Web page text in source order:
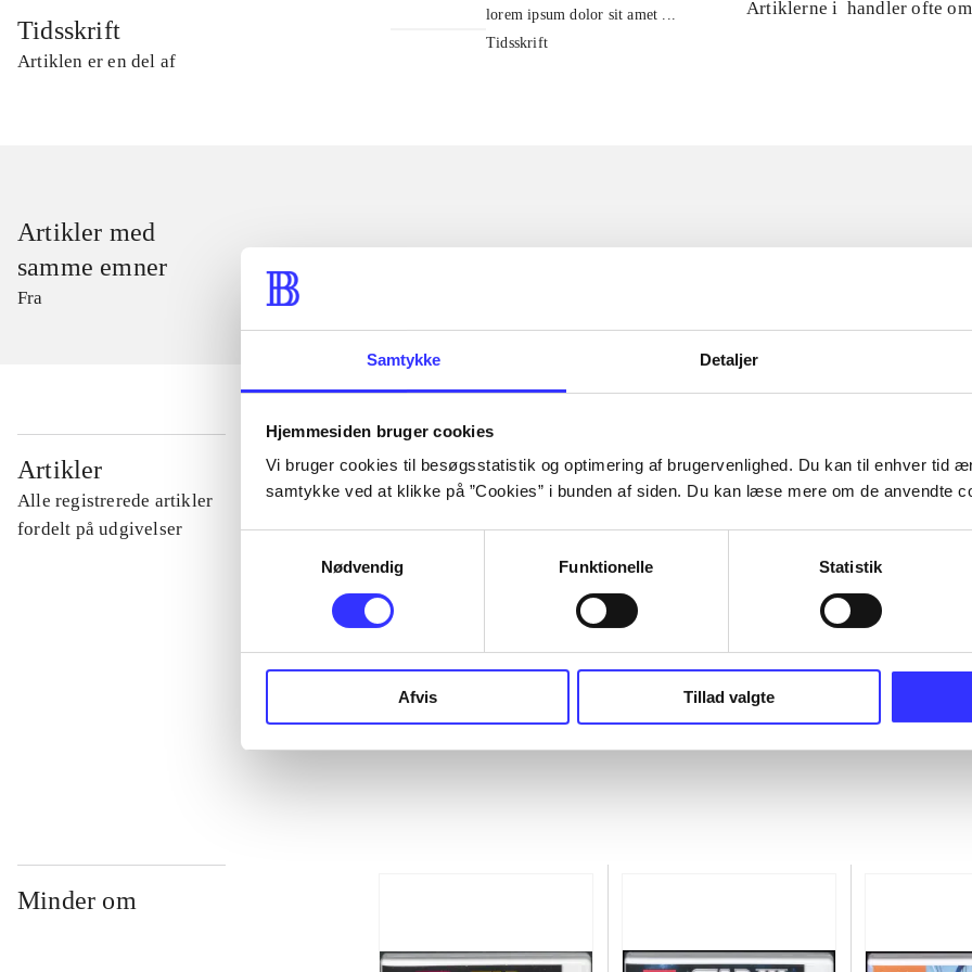
Samtykke Detaljer
Hjemmesiden bruger cookies
Vi bruger cookies til besøgsstatistik og optimering af brugervenlighed. Du kan til enhver tid
samtykke ved at klikke på ”Cookies” i bunden af siden. Du kan læse mere om de anvendte
Nødvendig
Funktionelle Statistik
Afvis Tillad valgte
Tidsskrift
Artiklen er en del af
lorem ipsum dolor sit amet ...
Tidsskrift
Artiklerne i handler ofte om
Artikler med
samme emner
Fra
Artikler
Alle registrerede artikler
fordelt på udgivelser
...
...
Minder om